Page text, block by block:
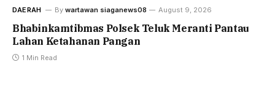
DAERAH By wartawan siaganews08 August 9, 2026
Bhabinkamtibmas Polsek Teluk Meranti Pantau
Lahan Ketahanan Pangan
1 Min Read